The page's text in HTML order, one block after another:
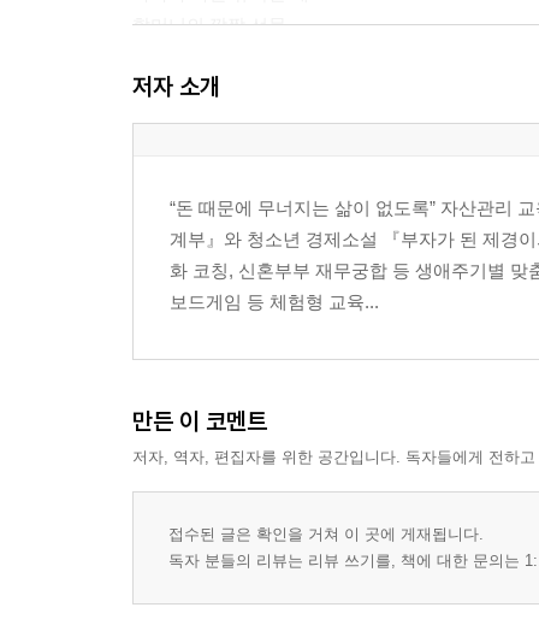
할머니의 깜짝 선물
가방까지 얼마 남았지?
3장: 내가 이걸 왜 샀을까…
다시 시작해볼까?
뜻밖의 응원
다시 채우는 꿈통이
4장: 이건 내가 해낸 거야!
꿈통이에게 인사
나는 돈을 아는 어린이!
에필로그
저자 소개
“돈 때문에 무너지는 삶이 없도록” 자산관리
계부』와 청소년 경제소설 『부자가 된 제경
화 코칭, 신혼부부 재무궁합 등 생애주기별
보드게임 등 체험형 교육...
만든 이 코멘트
저자, 역자, 편집자를 위한 공간입니다. 독자들에게 전하
접수된 글은 확인을 거쳐 이 곳에 게재됩니다.
독자 분들의 리뷰는 리뷰 쓰기를, 책에 대한 문의는